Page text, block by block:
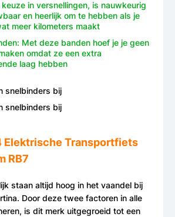
keuze in versnellingen, is nauwkeurig
en heerlijk om te hebben als je
meer kilometers maakt
Met deze banden hoef je je geen
omdat ze een extra
laag hebben
snelbinders bij
snelbinders bij
Elektrische Transportfiets
RB7
staan altijd hoog in het vaandel bij
Door deze twee factoren in alle
is dit merk uitgegroeid tot een